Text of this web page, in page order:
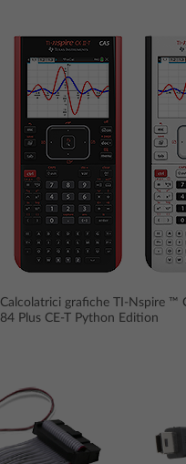
Calcolatrici grafiche TI-Nspire ™
84 Plus CE-T Python Edition